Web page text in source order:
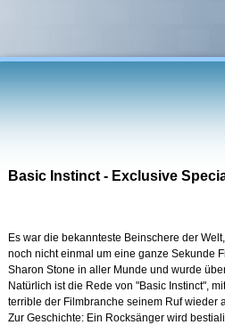
Basic Instinct - Exclusive
Es war die bekannteste Beinschere der
noch nicht einmal um eine ganze Sekunde
Sharon Stone in aller Munde und wurde
Natürlich ist die Rede von "Basic Instinct",
terrible der Filmbranche seinem Ruf wieder
Zur Geschichte: Ein Rocksänger wird